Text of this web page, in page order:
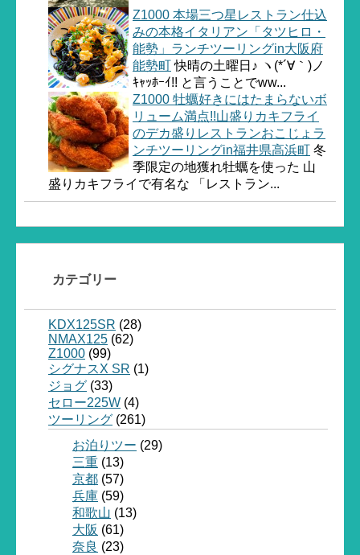
Z1000 本場三つ星レストラン仕込
みの本格イタリアン「タツヒロ・
能勢」ランチツーリングin大阪府
能勢町 快晴の土曜日♪ ヽ(*´∀｀)ノ
ｷｬｯﾎｰｲ!! と言うことでww...
Z1000 牡蠣好きにはたまらないボ
リューム満点!!山盛りカキフライ
のデカ盛りレストランおこじょラ
ンチツーリングin福井県高浜町 冬
季限定の地獲れ牡蠣を使った 山
盛りカキフライで有名な 「レストラン...
カテゴリー
KDX125SR (28)
NMAX125 (62)
Z1000 (99)
シグナスX SR (1)
ジョグ (33)
セロー225W (4)
ツーリング (261)
お泊りツー (29)
三重 (13)
京都 (57)
兵庫 (59)
和歌山 (13)
大阪 (61)
奈良 (23)